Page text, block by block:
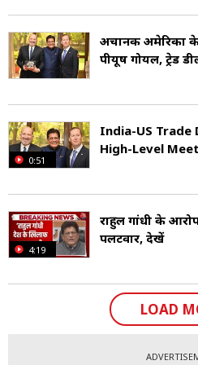
अचानक अमेरिका के
पीयूष गोयल, ट्रेड
0:51
India-US Trade
High-Level Meet
4:19
राहुल गांधी के
पलटवार, देखें
LOAD